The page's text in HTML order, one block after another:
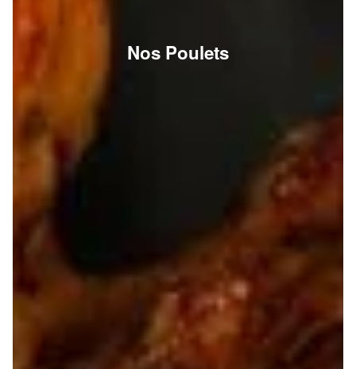
Nos Poulets